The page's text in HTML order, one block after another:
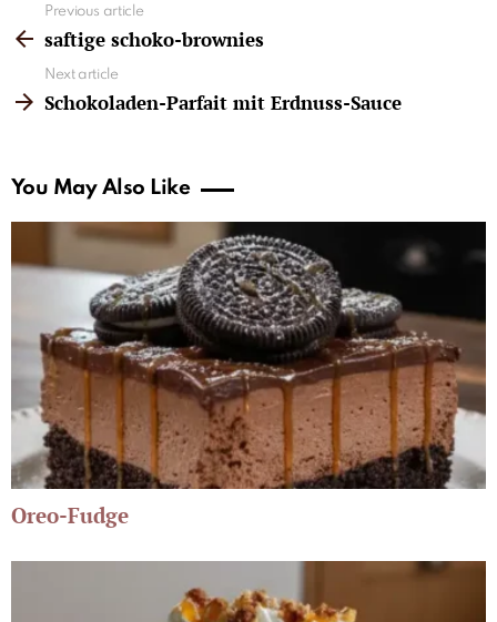
more
Previous article
saftige schoko-brownies
Next article
Schokoladen-Parfait mit Erdnuss-Sauce
You May Also Like
Oreo-Fudge